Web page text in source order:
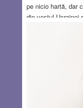
pe nicio hartă, dar
din vestul Ucrainei
modernă, el pare
deloc așa, de vină
am învățat-o la
(numărul 3 pe
Maramureș și
ajung mult mai
arcul Carpaților
din afara lui